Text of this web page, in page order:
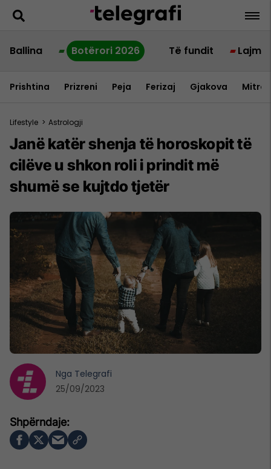
Ballina Botërori 2026 Të fundit Lajme
Prishtina Prizreni Peja Ferizaj Gjakova
Lifestyle > Astrologji
Janë katër shenja të horoskopit të
cilëve u shkon roli i prindit më
shumë se kujtdo tjetër
Nga Telegrafi
25/09/2023